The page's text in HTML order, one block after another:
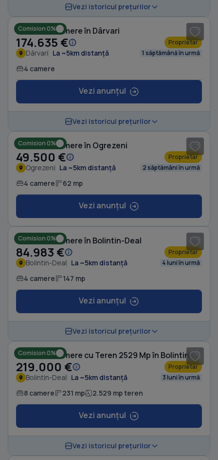
Vezi istoricul prețurilor
Comision 0%
Casă cu 4 camere în Dârvari
174.635 € Proprietar
Dârvari La ~5km distanță 1 săptămână în urmă
4 camere
Vezi anunțul
Vezi istoricul prețurilor
Comision 0%
Casă cu 4 camere în Ogrezeni
49.500 € Proprietar
Ogrezeni La ~5km distanță 2 săptămâni în urmă
4 camere 62 mp
Vezi anunțul
Comision 0%
Casă cu 4 camere în Bolintin-Deal
84.983 € Proprietar
Bolintin-Deal La ~5km distanță 4 luni în urmă
4 camere 147 mp
Vezi anunțul
Vezi istoricul prețurilor
Comision 0% Casă cu 8 camere cu Teren 2529 Mp în Bolintin-Deal
219.000 € Proprietar
Bolintin-Deal La ~5km distanță 3 luni în urmă
8 camere 231 mp 2.529 mp teren
Vezi anunțul
Vezi istoricul prețurilor